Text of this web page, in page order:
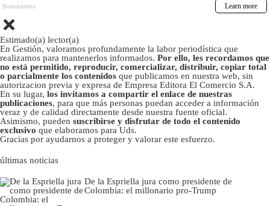
Estimado(a) lector(a)
En Gestión, valoramos profundamente la labor periodística que
realizamos para mantenerlos informados. Por ello, les recordamos que
no está permitido, reproducir, comercializar, distribuir, copiar total
o parcialmente los contenidos que publicamos en nuestra web, sin
autorizacion previa y expresa de Empresa Editora El Comercio S.A.
En su lugar, los invitamos a compartir el enlace de nuestras
publicaciones, para que más personas puedan acceder a información
veraz y de calidad directamente desde nuestra fuente oficial.
Asimismo, pueden suscribirse y disfrutar de todo el contenido
exclusivo que elaboramos para Uds.
Gracias por ayudarnos a proteger y valorar este esfuerzo.
últimas noticias
De la Espriella jura como presidente de
Colombia: el millonario pro-Trump